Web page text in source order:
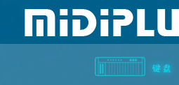
键 盘